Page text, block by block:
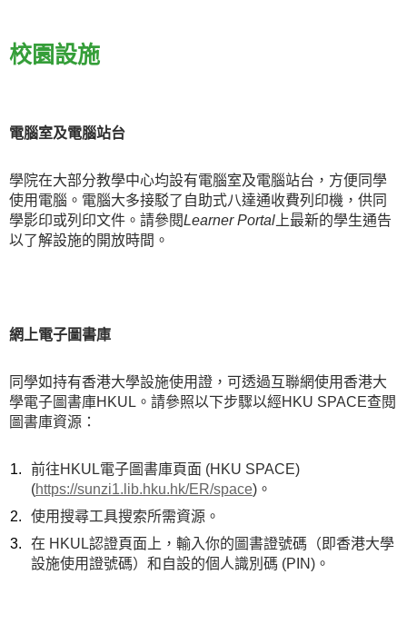
校園設施
電腦室及電腦站台
學院在大部分教學中心均設有電腦室及電腦站台，方便同學
使用電腦。電腦大多接駁了自助式八達通收費列印機，供同
學影印或列印文件。請參閱Learner Portal 上最新的學生通告
以了解設施的開放時間。
網上電子圖書庫
同學如持有香港大學設施使用證，可透過互聯網使用香港大
學電子圖書庫HKUL。請參照以下步驟以經HKU SPACE查閱
圖書庫資源：
前往HKUL電子圖書庫頁面 (HKU SPACE)
(https://sunzi1.lib.hku.hk/ER/space)。
使用搜尋工具搜索所需資源。
在 HKUL認證頁面上，輸入你的圖書證號碼（即香港大學
設施使用證號碼）和自設的個人識別碼 (PIN)。